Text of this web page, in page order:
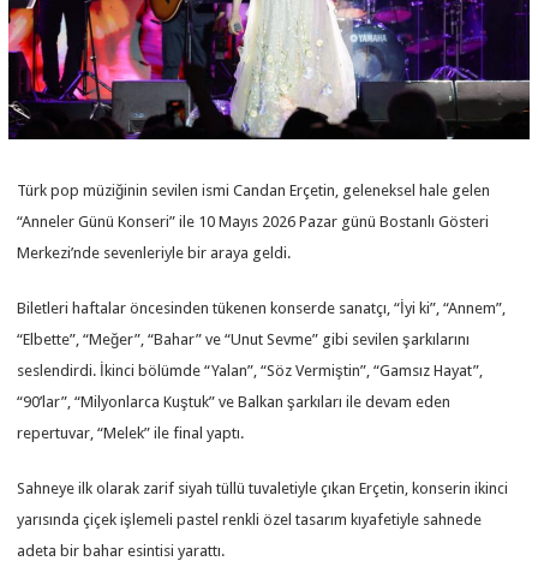
Türk pop müziğinin sevilen ismi Candan Erçetin, geleneksel hale gelen
“Anneler Günü Konseri” ile 10 Mayıs 2026 Pazar günü Bostanlı Gösteri
Merkezi’nde sevenleriyle bir araya geldi.
Biletleri haftalar öncesinden tükenen konserde sanatçı, “İyi ki”, “Annem”,
“Elbette”, “Meğer”, “Bahar” ve “Unut Sevme” gibi sevilen şarkılarını
seslendirdi. İkinci bölümde “Yalan”, “Söz Vermiştin”, “Gamsız Hayat”,
“90’lar”, “Milyonlarca Kuştuk” ve Balkan şarkıları ile devam eden
repertuvar, “Melek” ile final yaptı.
Sahneye ilk olarak zarif siyah tüllü tuvaletiyle çıkan Erçetin, konserin ikinci
yarısında çiçek işlemeli pastel renkli özel tasarım kıyafetiyle sahnede
adeta bir bahar esintisi yarattı.